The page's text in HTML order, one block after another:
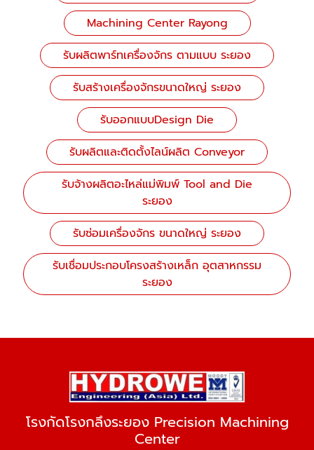
Machining Center Rayong
รับผลิตพาร์ทเครื่องจักร ตามแบบ ระยอง
รับสร้างเครื่องจักรขนาดใหญ่ ระยอง
รับออกแบบDesign Die
รับผลิตและติดตั้งไลน์ผลิต Conveyor
รับจ้างผลิตอะไหล่แม่พิมพ์ Tool and Die
ระยอง
รับซ่อมเครื่องจักร ขนาดใหญ่ ระยอง
รับเชื่อมประกอบโครงสร้างเหล็ก อุตสาหกรรม
ระยอง
โรงกัดโรงกลึงระยอง Precision Machining
Center